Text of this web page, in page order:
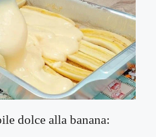
dolce alla banana: